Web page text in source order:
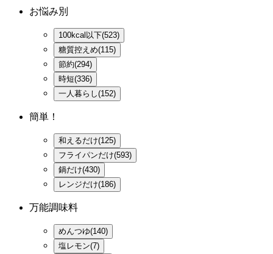
お悩み別
100kcal以下(523)
糖質控えめ(115)
節約(294)
時短(336)
一人暮らし(152)
簡単！
和えるだけ(125)
フライパンだけ(593)
鍋だけ(430)
レンジだけ(186)
万能調味料
めんつゆ(140)
塩レモン(7)